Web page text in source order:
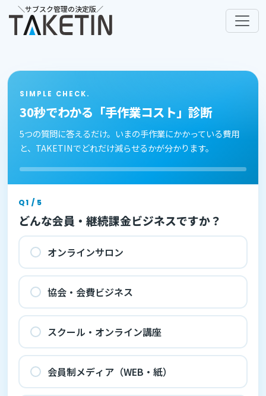
＼サブスク管理の決定版／
SIMPLE CHECK.
30秒でわかる「手作業コスト」診断
5つの質問に答えるだけ。いまの手作業にかかっている費用
と、TAKETINでどれだけ減らせるかが分かります。
Q1 / 5
どんな会員・継続課金ビジネスですか？
オンラインサロン
協会・会費ビジネス
スクール・オンライン講座
会員制メディア（WEB・紙）